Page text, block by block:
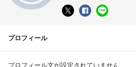
プロフィール
プロフィール文が設定されていません